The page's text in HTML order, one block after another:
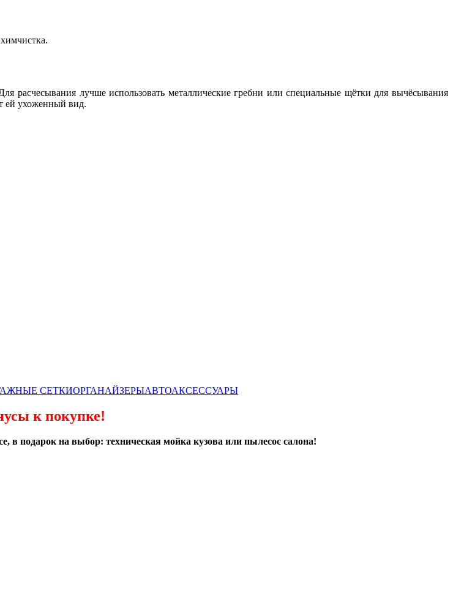
расчесывания лучше использовать металлические гребни или специальные щётки для вычёсывания
ей ухоженный вид.
СЕТКИОРГАНАЙЗЕРЫАВТОАКСЕССУАРЫ
к покупке!
в подарок на выбор: техническая мойка кузова или пылесос салона!